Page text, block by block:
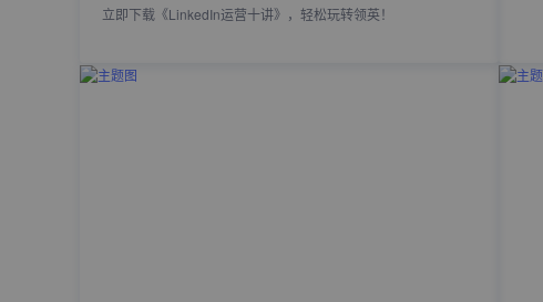
立即下载《LinkedIn运营十讲》，轻松玩转领英！